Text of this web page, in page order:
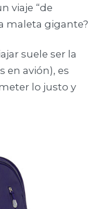
viaje “de
maleta gigante?
suele ser la
en avión), es
lo justo y